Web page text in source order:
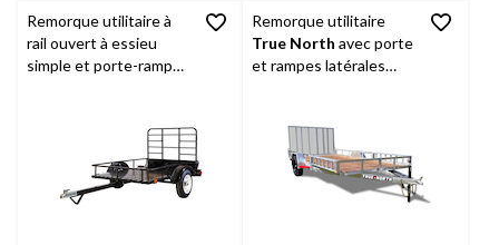
Remorque utilitaire à
rail ouvert à essieu
simple et porte-rampe
Remorque utilitaire
True North avec porte
et rampes latérales